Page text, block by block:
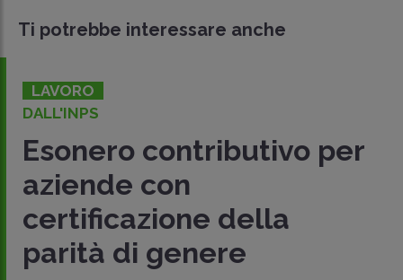
Ti potrebbe interessare anche
LAVORO
DALL'INPS
Esonero contributivo per
aziende con
certificazione della
parità di genere